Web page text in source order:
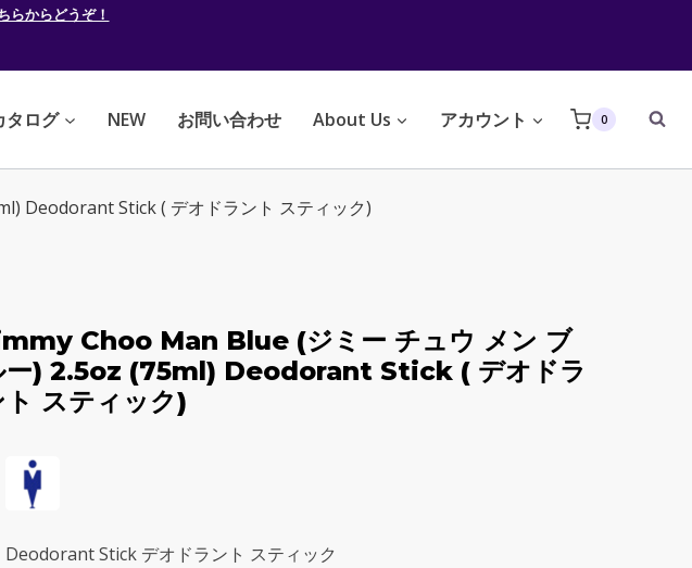
らからどうぞ！
タログ NEW お問い合わせ About Us アカウント 0
Deodorant Stick ( デオドラント スティック)
Choo Man Blue (ジミー チュウ メン ブ
ー) 2.5oz (75ml) Deodorant Stick ( デオドラ
ト スティック)
Deodorant Stick デオドラント スティック